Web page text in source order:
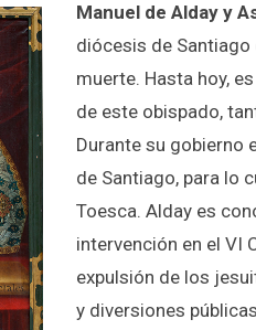
Manuel de Alday y
diócesis de Santiago
muerte. Hasta hoy,
de este obispado,
Durante su gobierno
de Santiago, para lo
Toesca. Alday es
intervención en el VI
expulsión de los
y diversiones